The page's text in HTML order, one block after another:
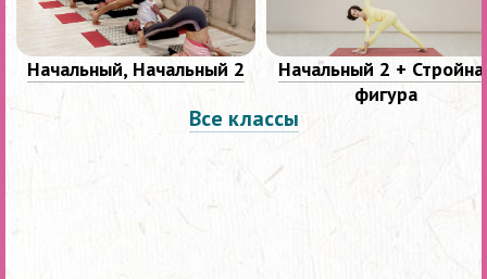
Начальный, Начальный 2
Начальный 2 +
фигура
Все классы